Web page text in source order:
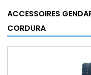
ACCESSOIRES
CORDURA